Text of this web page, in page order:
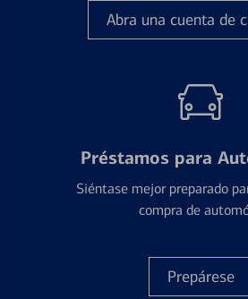
Abra una cuenta de
Préstamos para
Siéntase mejor preparado
compra de
Prepárese